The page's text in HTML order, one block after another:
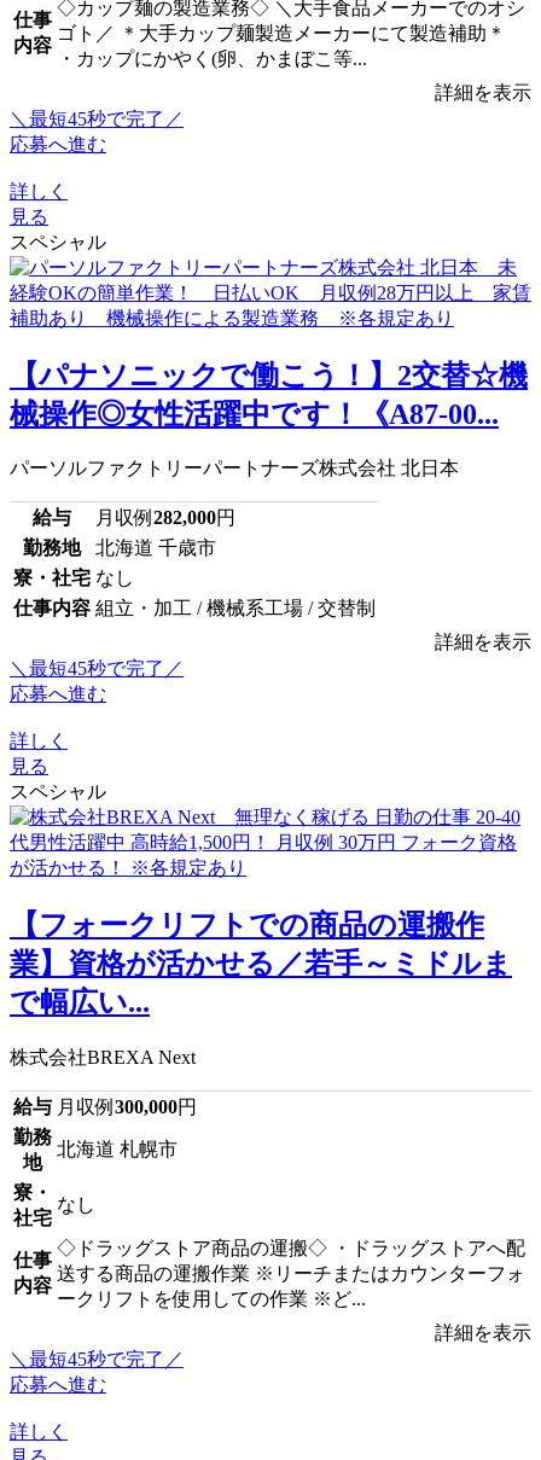
仕事
内容
◇カップ麺の製造業務◇ ＼大手食品メーカーでのオシ
ゴト／ ＊大手カップ麺製造メーカーにて製造補助＊
・カップにかやく(卵、かまぼこ等...
詳細を表示
＼最短45秒で完了／
応募へ進む
詳しく
見る
スペシャル
【パナソニックで働こう！】2交替☆機
械操作◎女性活躍中です！《A87-00...
パーソルファクトリーパートナーズ株式会社 北日本
給与 月収例 282,000円
勤務地
北海道 千歳市
寮・社宅 なし
仕事内容 組立・加工 / 機械系工場 / 交替制
詳細を表示
＼最短45秒で完了／
応募へ進む
詳しく
見る
スペシャル
【フォークリフトでの商品の運搬作
業】資格が活かせる／若手～ミドルま
で幅広い...
株式会社BREXA Next
給与 月収例 300,000円
勤務
地
北海道 札幌市
寮・
社宅
なし
仕事
内容
◇ドラッグストア商品の運搬◇ ・ドラッグストアへ配
送する商品の運搬作業 ※リーチまたはカウンターフォ
ークリフトを使用しての作業 ※ど...
詳細を表示
＼最短45秒で完了／
応募へ進む
詳しく